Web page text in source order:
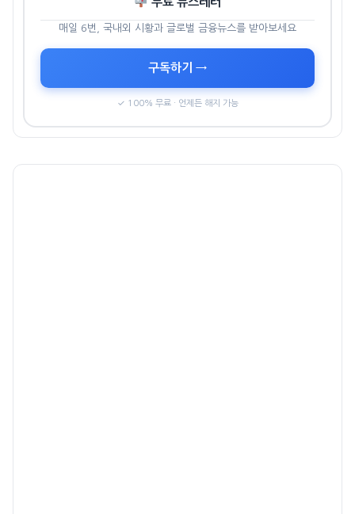
매일 6번, 국내외 시황과 글로벌 금융뉴스를 받아보세요
구독하기 →
✓ 100% 무료 · 언제든 해지 가능